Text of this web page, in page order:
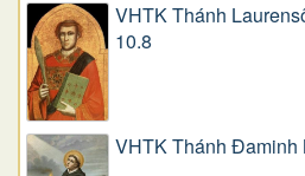
VHTK Thánh
10.8
VHTK Thánh Đaminh